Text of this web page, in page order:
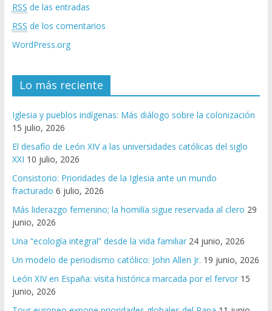
RSS de las entradas
RSS de los comentarios
WordPress.org
Lo más reciente
Iglesia y pueblos indígenas: Más diálogo sobre la colonización
15 julio, 2026
El desafío de León XIV a las universidades católicas del siglo
XXI 10 julio, 2026
Consistorio: Prioridades de la Iglesia ante un mundo
fracturado 6 julio, 2026
Más liderazgo femenino; la homilía sigue reservada al clero 29
junio, 2026
Una “ecología integral” desde la vida familiar 24 junio, 2026
Un modelo de periodismo católico: John Allen Jr. 19 junio, 2026
León XIV en España: visita histórica marcada por el fervor 15
junio, 2026